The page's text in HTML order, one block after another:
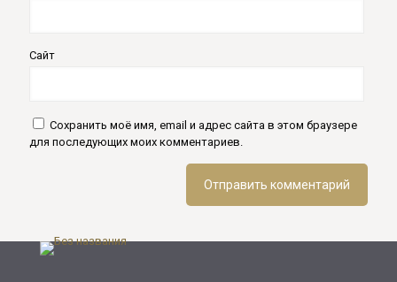
Сайт
Сохранить моё имя, email и адрес сайта в этом браузере
для последующих моих комментариев.